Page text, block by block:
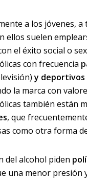
a los jóvenes, a
ellos suelen
el éxito social o
con frecuencia
y deportivos
la marca con
también están
, que
como otra forma
del alcohol piden
una menor